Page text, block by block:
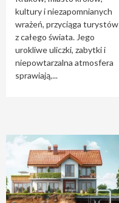
kultury i niezapomnianych
wrażeń, przyciąga turystów
z całego świata. Jego
urokliwe uliczki, zabytki i
niepowtarzalna atmosfera
sprawiają,...